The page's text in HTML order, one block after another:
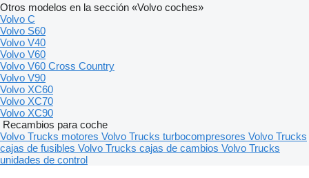
Otros modelos en la sección «Volvo coches»
Volvo C
Volvo S60
Volvo V40
Volvo V60
Volvo V60 Cross Country
Volvo V90
Volvo XC60
Volvo XC70
Volvo XC90
Recambios para coche
Volvo Trucks motores Volvo Trucks turbocompresores Volvo Trucks
cajas de fusibles Volvo Trucks cajas de cambios Volvo Trucks
unidades de control